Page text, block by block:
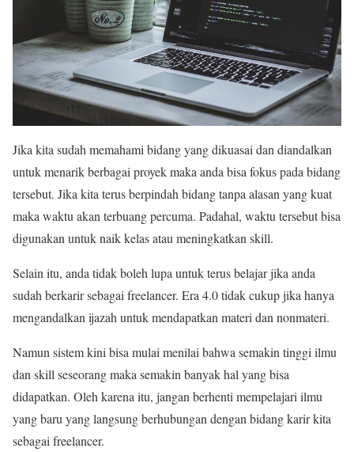
Jika kita sudah memahami bidang yang dikuasai dan diandalkan
untuk menarik berbagai proyek maka anda bisa fokus pada bidang
tersebut. Jika kita terus berpindah bidang tanpa alasan yang kuat
maka waktu akan terbuang percuma. Padahal, waktu tersebut bisa
digunakan untuk naik kelas atau meningkatkan skill.
Selain itu, anda tidak boleh lupa untuk terus belajar jika anda
sudah berkarir sebagai freelancer. Era 4.0 tidak cukup jika hanya
mengandalkan ijazah untuk mendapatkan materi dan nonmateri.
Namun sistem kini bisa mulai menilai bahwa semakin tinggi ilmu
dan skill seseorang maka semakin banyak hal yang bisa
didapatkan. Oleh karena itu, jangan berhenti mempelajari ilmu
yang baru yang langsung berhubungan dengan bidang karir kita
sebagai freelancer.